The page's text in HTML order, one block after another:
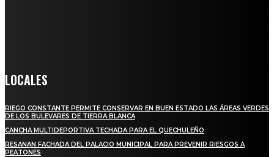
LOCALES
RIEGO CONSTANTE PERMITE CONSERVAR EN BUEN ESTADO LAS ÁREAS VERDES
DE LOS BULEVARES DE TIERRA BLANCA
CANCHA MULTIDEPORTIVA TECHADA PARA EL QUECHULEÑO
RESANAN FACHADA DEL PALACIO MUNICIPAL PARA PREVENIR RIESGOS A
PEATONES